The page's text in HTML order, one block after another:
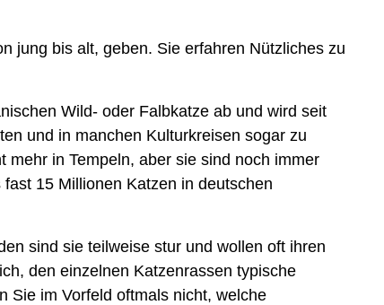
jung bis alt, geben. Sie erfahren Nützliches zu
Wild- oder Falbkatze ab und wird seit
und in manchen Kulturkreisen sogar zu
in Tempeln, aber sie sind noch immer
15 Millionen Katzen in deutschen
sind sie teilweise stur und wollen oft ihren
den einzelnen Katzenrassen typische
Sie im Vorfeld oftmals nicht, welche